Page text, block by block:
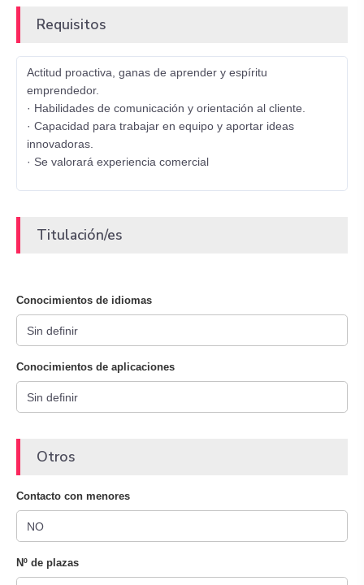
Requisitos
Actitud proactiva, ganas de aprender y espíritu
emprendedor.
· Habilidades de comunicación y orientación al cliente.
· Capacidad para trabajar en equipo y aportar ideas
innovadoras.
· Se valorará experiencia comercial
Titulación/es
Conocimientos de idiomas
Conocimientos de aplicaciones
Otros
Contacto con menores
Nº de plazas